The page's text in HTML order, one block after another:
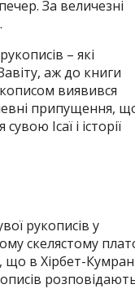
За величезні
– які
аж до книги
виявився
припущення,
Ісаї і історії
рукописів у
скелястому
що в Хірбет-